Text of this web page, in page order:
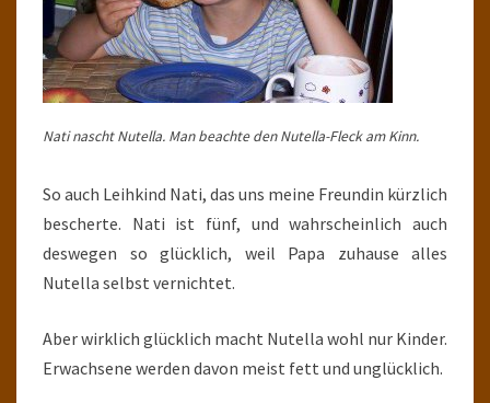
Nati nascht Nutella. Man beachte den Nutella-Fleck am Kinn.
So auch Leihkind Nati, das uns meine Freundin kürzlich
bescherte. Nati ist fünf, und wahrscheinlich auch
deswegen so glücklich, weil Papa zuhause alles
Nutella selbst vernichtet.
Aber wirklich glücklich macht Nutella wohl nur Kinder.
Erwachsene werden davon meist fett und unglücklich.